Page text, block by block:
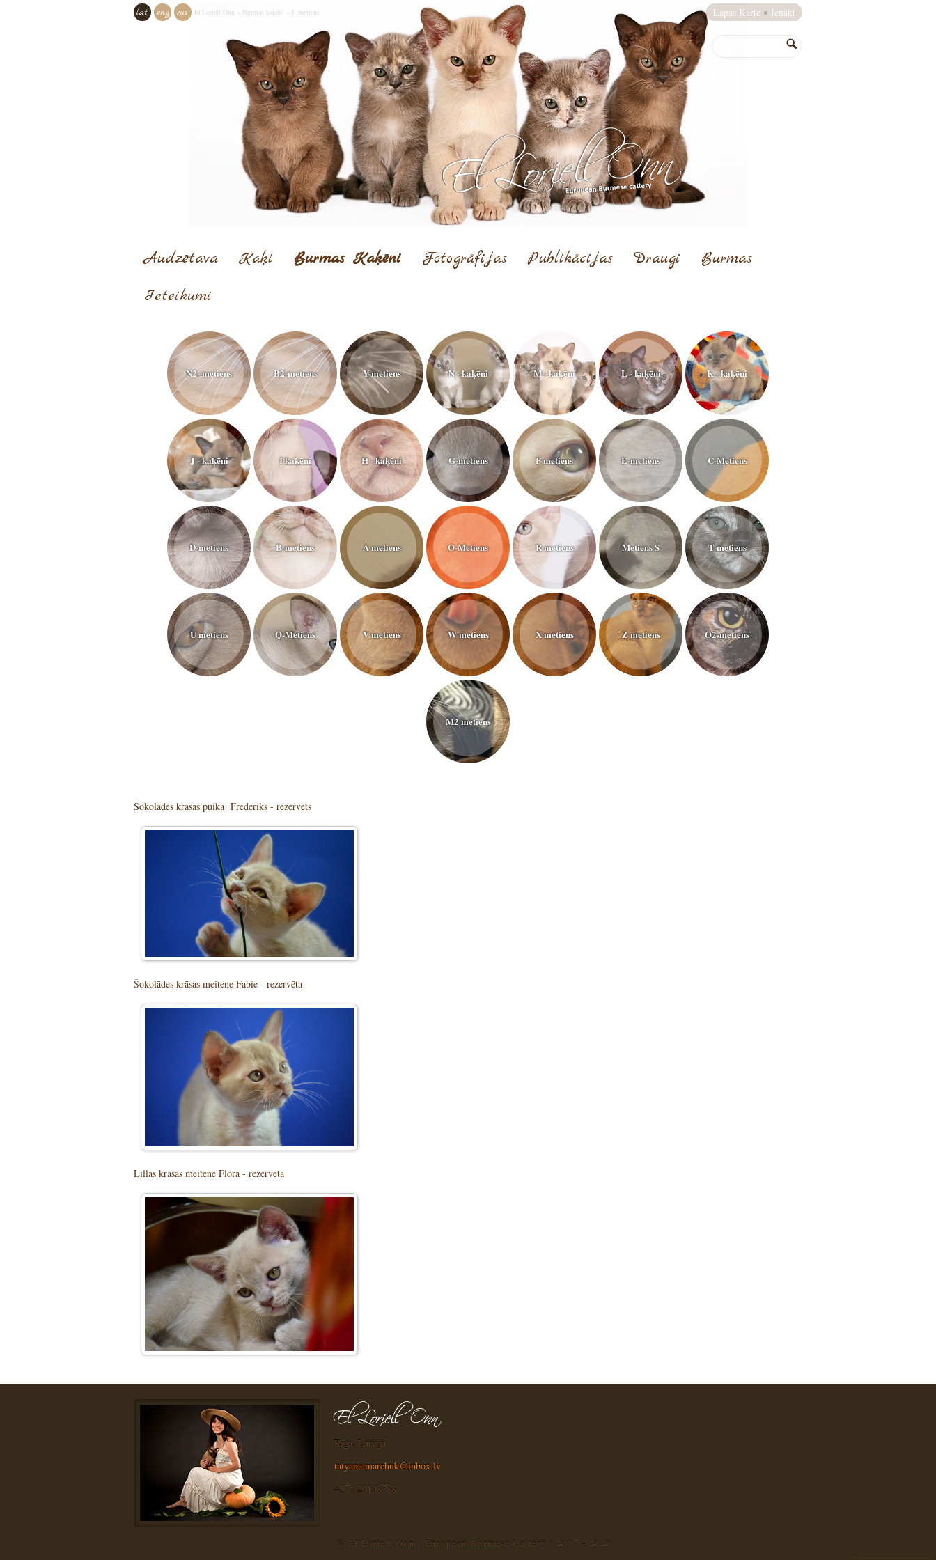
lat eng rus El'Loriell Onn Burmas kaķēni F metiens Lapas Karte Ienākt
Audzētava Kaķi Burmas Kaķēni Fotogrāfijas Publikācijas Draugi
Burmas
Ieteikumi
N2- metiens B2-metiens Y-metiens N - kaķēni M - kaķēni L - kaķēni K - kaķēni
J - kaķēni I kaķēni H - kaķēni G-metiens F metiens E-metiens C-Metiens
D-metiens B-metiens A metiens O-Metiens R metiens Metiens S T metiens
U metiens Q-Metiens V metiens W metiens X metiens Z metiens O2-metiens
M2 metiens
Šokolādes krāsas puika Frederiks - rezervēts
Šokolādes krāsas meitene Fabie - rezervēta
Lillas krāsas meitene Flora - rezervēta
Rīga, Latvija
tatyana.marchuk@inbox.lv
+371 29198788
© El'Loriell Onn | European Burmese Cattery | 2007 - 2026